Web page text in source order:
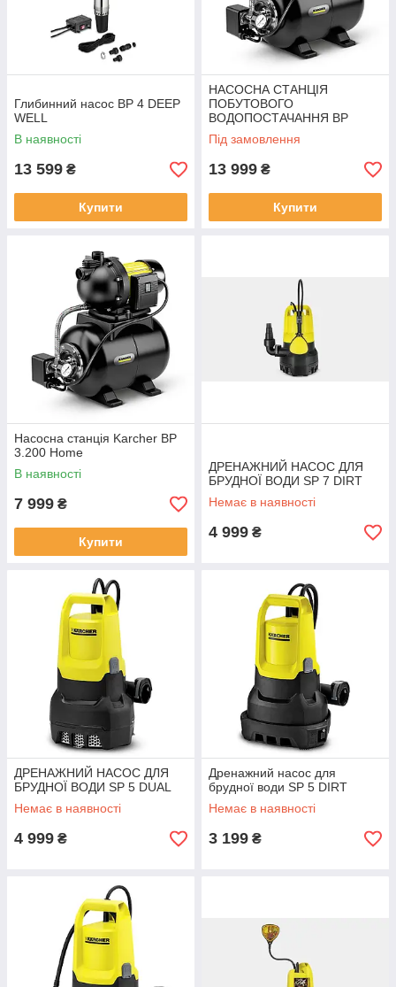
Глибинний насос BP 4 DEEP
WELL
В наявності
13 599 ₴
Купити
НАСОСНА СТАНЦІЯ
ПОБУТОВОГО
ВОДОПОСТАЧАННЯ BP
4.900 HOME
Під замовлення
13 999 ₴
Купити
Насосна станція Karcher BP
3.200 Home
В наявності
7 999 ₴
Купити
ДРЕНАЖНИЙ НАСОС ДЛЯ
БРУДНОЇ ВОДИ SP 7 DIRT
Немає в наявності
4 999 ₴
ДРЕНАЖНИЙ НАСОС ДЛЯ
БРУДНОЇ ВОДИ SP 5 DUAL
Немає в наявності
4 999 ₴
Дренажний насос для
брудної води SP 5 DIRT
Немає в наявності
3 199 ₴